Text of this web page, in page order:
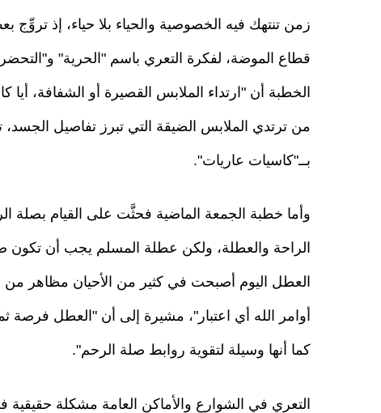
زمن تنتهك فيه الخصوصية والحياء بلا حياء، إذ
قطاع الموضة، لفكرة التعري باسم "الحرية"
الخطبة أن "ارتداء الملابس القصيرة أو الشفافة، أيا
من ترتدي الملابس الضيقة التي تبرز تفاصيل
بــ"كاسيات عاريات".
وأما خطبة الجمعة الماضية فحثَّت على القيام بصلة
الراحة والعطلة، ولكن عطلة المسلم يجب أن
العطل اليوم أصبحت في كثير من الأحيان مظاهر من
أوامر الله أي اعتبار"، مشيرة إلى أن "العطل فرصة ثمينة
كما أنها وسيلة لتقوية روابط صلة الرحم".
التعري في الشوارع والأماكن العامة مشكلة حقيقية